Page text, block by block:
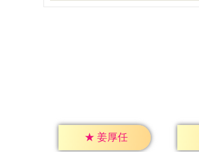
★ 姜厚任